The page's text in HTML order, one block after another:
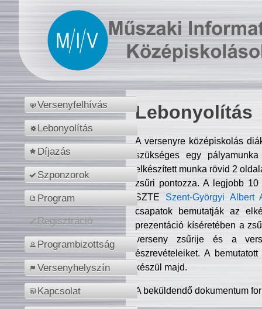
Versenyfelhívás
Lebonyolítás
Díjazás
Szponzorok
Program
Regisztráció
Programbizottság
Versenyhelyszín
Kapcsolat
Lebonyolítás
A versenyre középiskolás
szükséges egy
elkészített munka rövid 2
zsűri pontozza. A legjobb
SZTE Szent-Györgyi Albert
csapatok bemutatják az
prezentáció kíséretében a
verseny zsűrije és a
észrevételeiket. A
készül majd.
A beküldendő dokumentum